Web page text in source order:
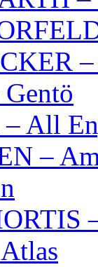
All
–